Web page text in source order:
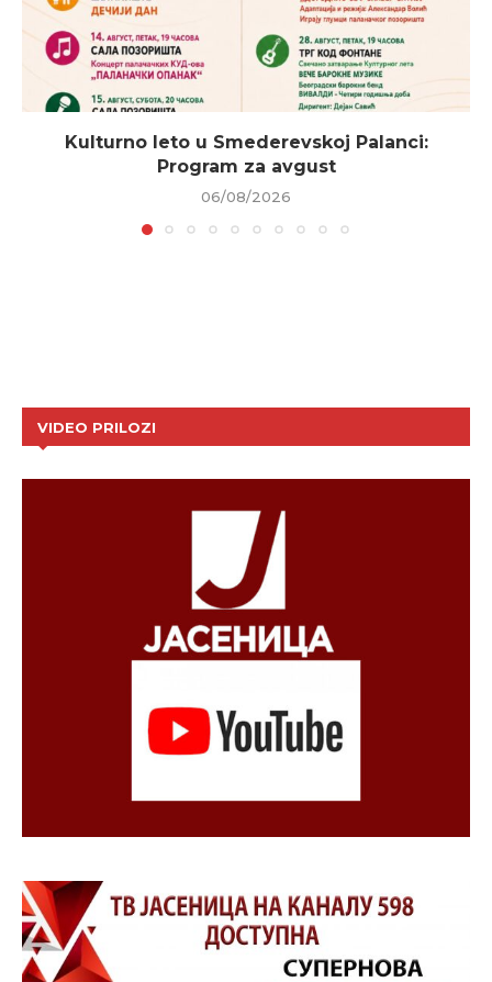
Kulturno leto u Smederevskoj Palanci:
Program za avgust
06/08/2026
VIDEO PRILOZI